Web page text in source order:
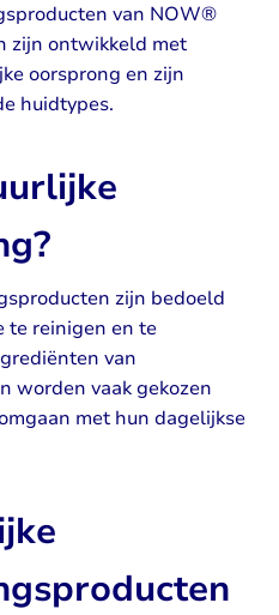
van NOW®
zijn ontwikkeld met
oorsprong en zijn
huidtypes.
zijn bedoeld
te reinigen en te
van
worden vaak gekozen
met hun dagelijkse